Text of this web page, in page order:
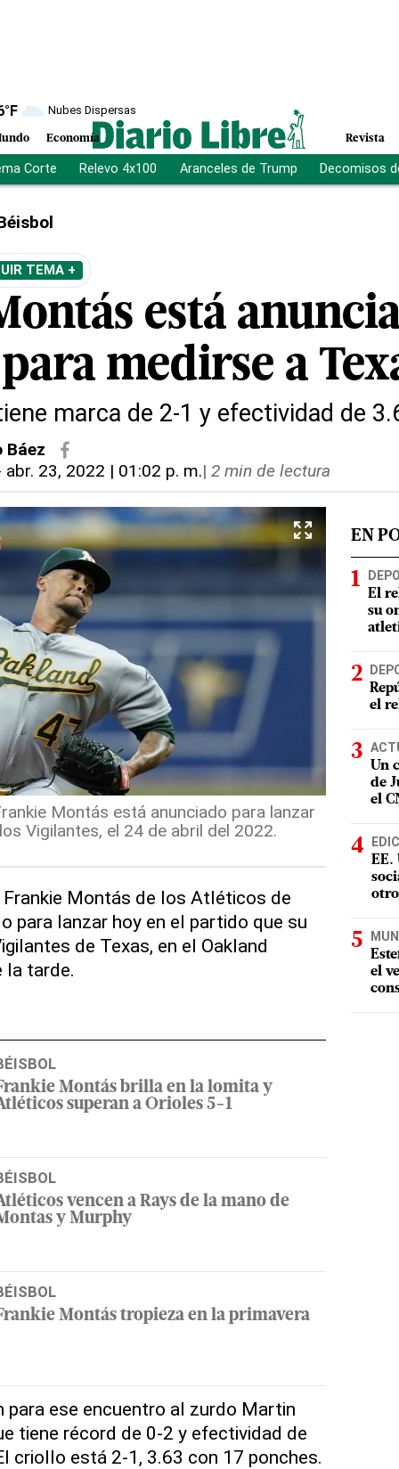
°F Nubes Dispersas
Economía Revista
Corte Relevo 4x100 Aranceles de Trump Decomisos
TEMA +
está
medirse a
marca de 2-1 y efectividad de
Báez
abr. 23, 2022 | 01:02 p. m.| 2 min de lectura
Montás está anunciado para lanzar
Vigilantes, el 24 de abril del 2022.
Montás de los Atléticos de
para lanzar hoy en el partido que su
de Texas, en el Oakland
la tarde.
Montás brilla en la lomita y
superan a Orioles 5-1
vencen a Rays de la mano de
y Murphy
Montás tropieza en la primavera
para ese encuentro al zurdo Martin
tiene récord de 0-2 y efectividad de
criollo está 2-1, 3.63 con 17 ponches.
EN
El
su
el
Un
de
el
EE.
el